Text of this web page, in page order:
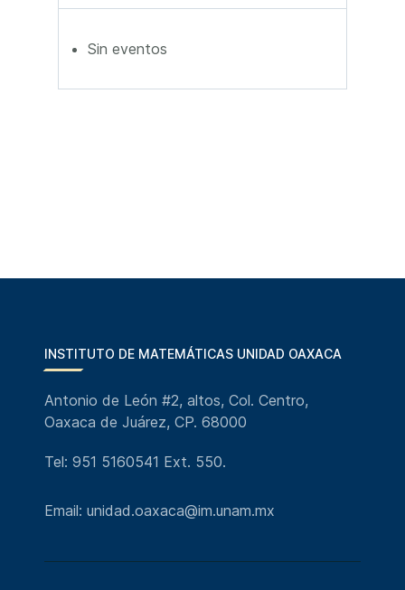
Sin eventos
INSTITUTO DE MATEMÁTICAS UNIDAD OAXACA
Antonio de León #2, altos, Col. Centro,
Oaxaca de Juárez, CP. 68000
Tel: 951 5160541 Ext. 550.
Email: unidad.oaxaca@im.unam.mx